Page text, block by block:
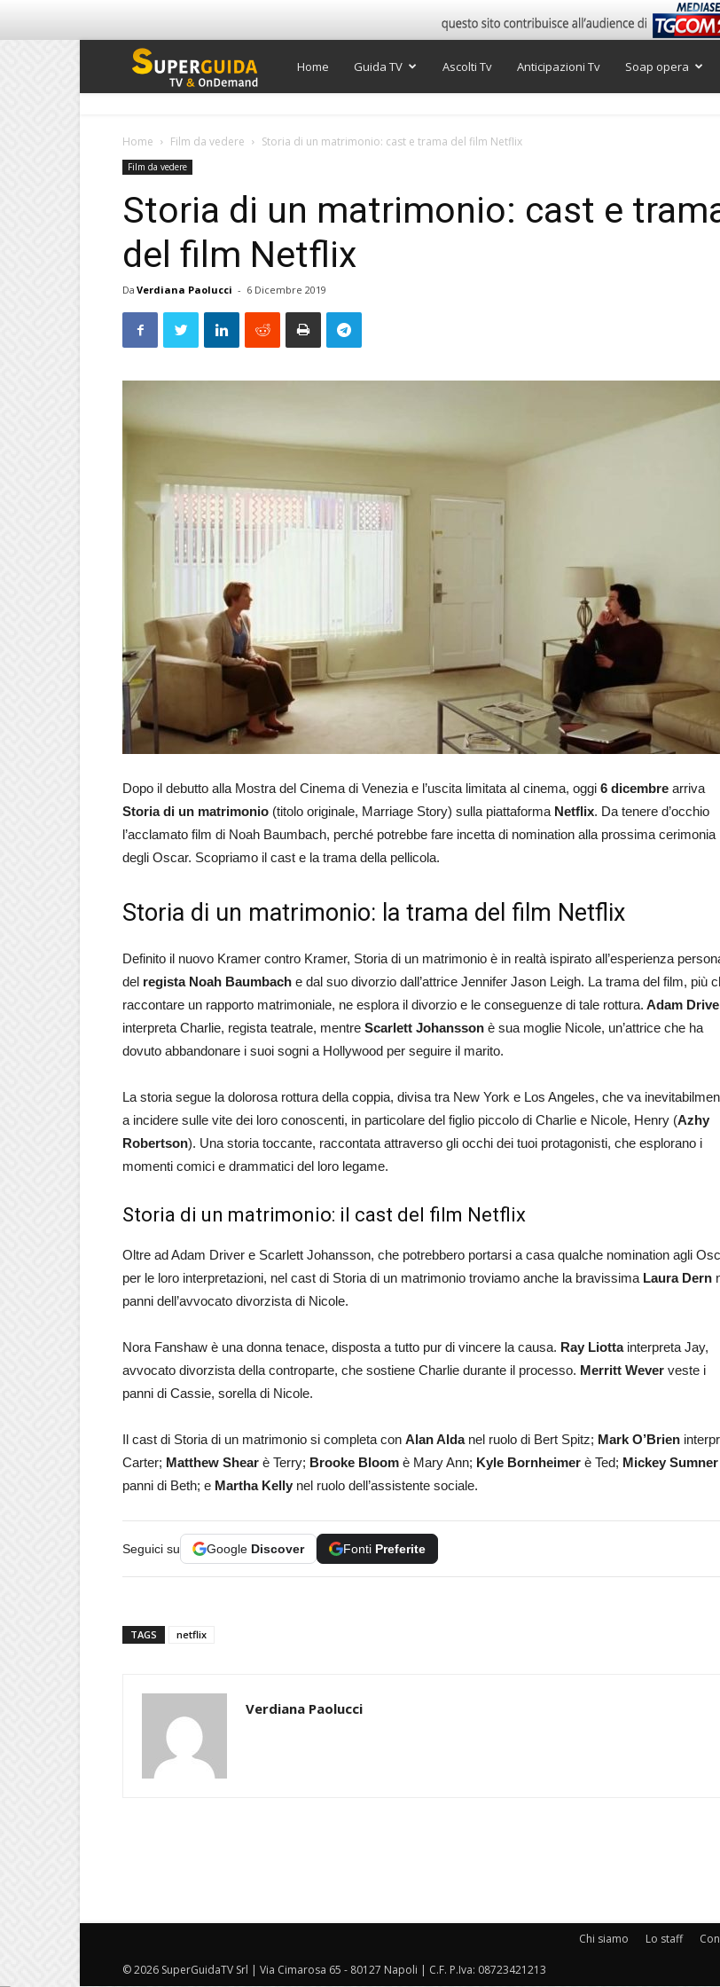
Super
Home Guida TV Ascolti Tv Anticipazioni Tv Soap opera
Home Film da vedere Storia di un matrimonio: cast e trama del film Netflix
Film da vedere
Storia di un matrimonio: cast e
del film Netflix
Da Verdiana Paolucci - 6 Dicembre 2019
Dopo il debutto alla Mostra del Cinema di Venezia e l’uscita limitata al cinema, oggi 6 dicembre arriva
Storia di un matrimonio (titolo originale, Marriage Story) sulla piattaforma Netflix. Da tenere d’occhio
l’acclamato film di Noah Baumbach, perché potrebbe fare incetta di nomination alla prossima cerimonia
degli Oscar. Scopriamo il cast e la trama della pellicola.
Storia di un matrimonio: la trama del film Netflix
Definito il nuovo Kramer contro Kramer, Storia di un matrimonio è in realtà ispirato all’esperienza
del regista Noah Baumbach e dal suo divorzio dall’attrice Jennifer Jason Leigh. La trama del film, più
raccontare un rapporto matrimoniale, ne esplora il divorzio e le conseguenze di tale rottura. Adam
interpreta Charlie, regista teatrale, mentre Scarlett Johansson è sua moglie Nicole, un’attrice che ha
dovuto abbandonare i suoi sogni a Hollywood per seguire il marito.
La storia segue la dolorosa rottura della coppia, divisa tra New York e Los Angeles, che va
a incidere sulle vite dei loro conoscenti, in particolare del figlio piccolo di Charlie e Nicole, Henry (Azhy
Robertson). Una storia toccante, raccontata attraverso gli occhi dei tuoi protagonisti, che esplorano i
momenti comici e drammatici del loro legame.
Storia di un matrimonio: il cast del film Netflix
Oltre ad Adam Driver e Scarlett Johansson, che potrebbero portarsi a casa qualche nomination agli
per le loro interpretazioni, nel cast di Storia di un matrimonio troviamo anche la bravissima Laura Dern
panni dell’avvocato divorzista di Nicole.
Nora Fanshaw è una donna tenace, disposta a tutto pur di vincere la causa. Ray Liottainterpreta Jay,
avvocato divorzista della controparte, che sostiene Charlie durante il processo. Merritt Wever veste i
panni di Cassie, sorella di Nicole.
Il cast di Storia di un matrimonio si completa con Alan Aldanel ruolo di Bert Spitz; Mark O’Brien
Carter; Matthew Shear è Terry; Brooke Bloom è Mary Ann; Kyle Bornheimer è Ted; Mickey Sumner
panni di Beth; e Martha Kelly nel ruolo dell’assistente sociale.
Seguici su Google Discover Fonti Preferite
TAGS netflix
Verdiana Paolucci
Chi siamo Lo staff
© 2026 SuperGuidaTV Srl | Via Cimarosa 65 - 80127 Napoli | C.F. P.Iva: 08723421213